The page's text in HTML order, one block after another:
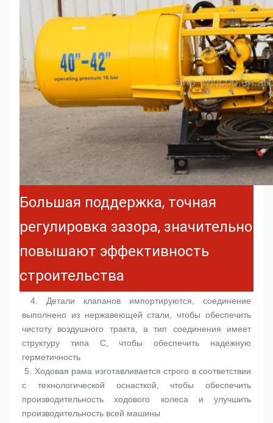
Большая поддержка, точная
регулировка зазора, значительно
повышают эффективность
строительства
4. Детали клапанов импортируются, соединение
выполнено из нержавеющей стали, чтобы обеспечить
чистоту воздушного тракта, а тип соединения имеет
структуру типа C, чтобы обеспечить надежную
герметичность
5. Ходовая рама изготавливается строго в соответствии
с технологической оснасткой, чтобы обеспечить
производительность ходового колеса и улучшить
производительность всей машины